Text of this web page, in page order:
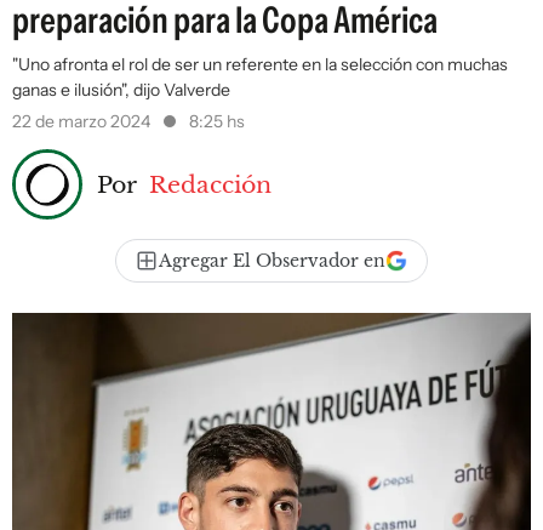
preparación para la Copa América
"Uno afronta el rol de ser un referente en la selección con muchas
ganas e ilusión", dijo Valverde
22 de marzo 2024
8:25 hs
Por Redacción
Agregar El Observador en